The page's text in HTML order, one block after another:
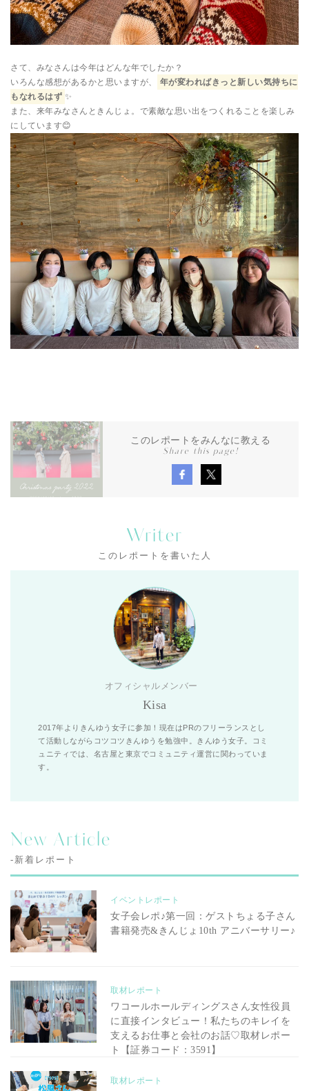
さて、みなさんは今年はどんな年でしたか？
いろんな感想があるかと思いますが、
年が変わればきっと新しい気持ちに
もなれるはず ✨
また、来年みなさんときんじょ。で素敵な思い出をつくれることを楽しみ
にしています😊
このレポートをみんなに教える
Share this page!
Writer
このレポートを書いた人
オフィシャルメンバー
Kisa
2017年よりきんゆう女子に参加！現在はPRのフリーランスとし
て活動しながらコツコツきんゆうを勉強中。きんゆう女子。コミ
ュニティでは、名古屋と東京でコミュニティ運営に関わっていま
す。
New Article
-新着レポート
イベントレポート
女子会レポ♪第一回：ゲストちょる子さん
書籍発売&きんじょ10th アニバーサリー♪
取材レポート
ワコールホールディングスさん女性役員
に直接インタビュー！私たちのキレイを
支えるお仕事と会社のお話♡取材レポー
ト【証券コード：3591】
取材レポート